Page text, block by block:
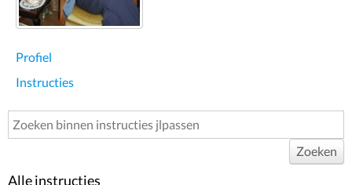
Profiel
Instructies
Zoeken
Alle instructies